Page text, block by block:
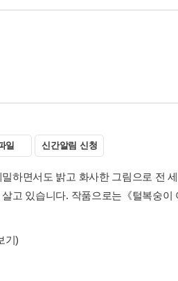
일 신간알림 신청
하면서도 밝고 화사한 그림으로 전
고 있습니다. 작품으로는《털복숭
기)